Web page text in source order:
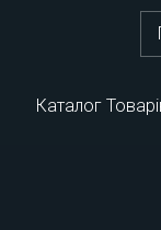
Каталог